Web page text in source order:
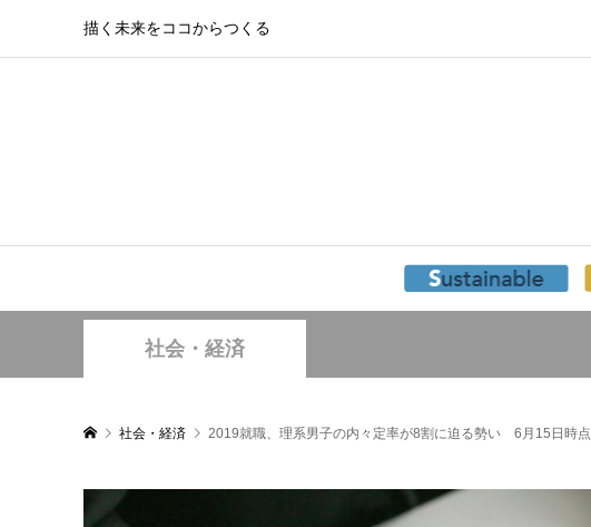
描く未来をココからつくる
社会・経済
社会・経済 2019就職、理系男子の内々定率が8割に迫る勢い 6月15日時点